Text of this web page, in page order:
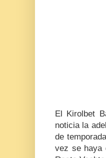
El Kirolbet
noticia la
de
vez se haya